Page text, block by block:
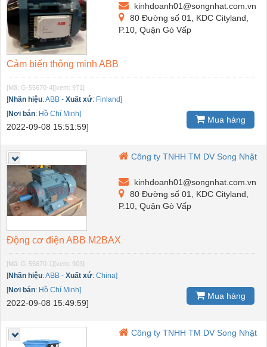
kinhdoanh01@songnhat.com.vn
80 Đường số 01, KDC Cityland,
P.10, Quận Gò Vấp
Cảm biến thông minh ABB
[Mã: G-55670-4][xem: 971]
[Nhãn hiệu:ABB - Xuất xứ: Finland]
[Nơi bán: Hồ Chí Minh]
2022-09-08 15:51:59]
Mua hàng
Công ty TNHH TM DV Song Nhật
kinhdoanh01@songnhat.com.vn
80 Đường số 01, KDC Cityland,
P.10, Quận Gò Vấp
Động cơ điện ABB M2BAX
[Mã: G-55670-1][xem: 903]
[Nhãn hiệu:ABB - Xuất xứ: China]
[Nơi bán: Hồ Chí Minh]
2022-09-08 15:49:59]
Mua hàng
Công ty TNHH TM DV Song Nhật